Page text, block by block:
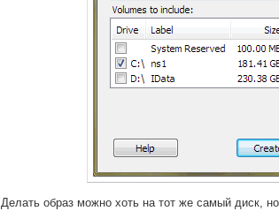
Делать образ можно хоть на тот же самый диск,